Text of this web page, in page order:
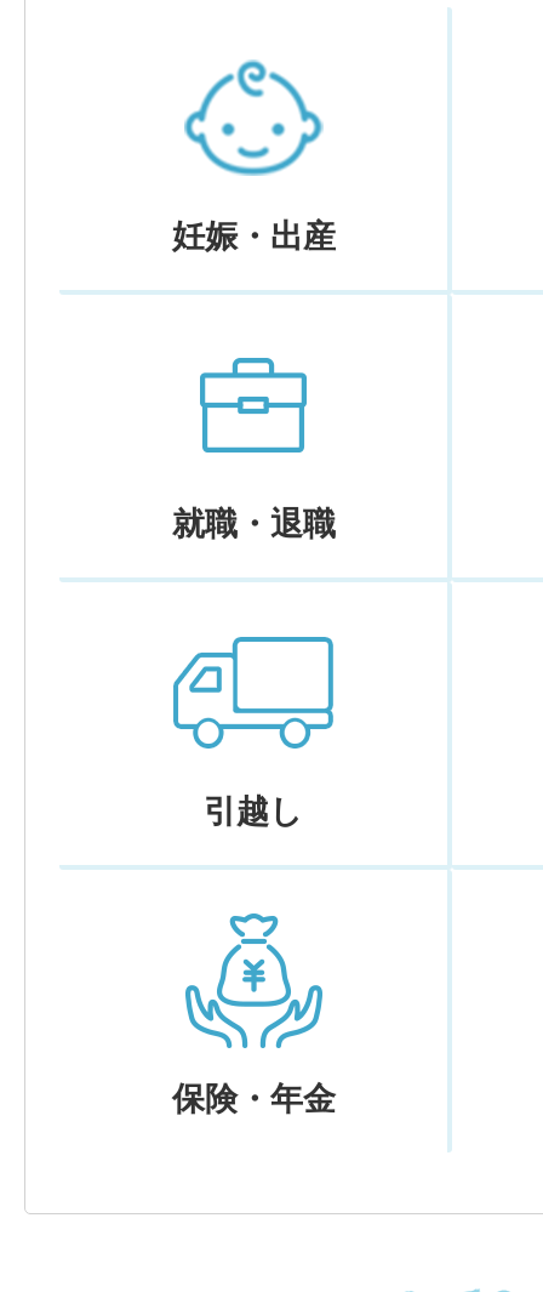
妊娠・出産
就職・退職
引越し
保険・年金